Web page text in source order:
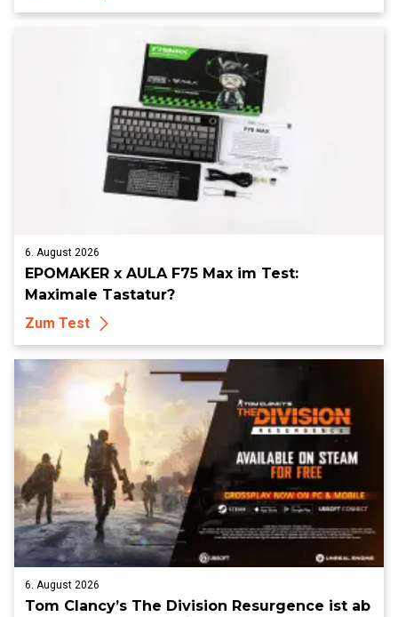
6. August 2026
EPOMAKER x AULA F75 Max im Test:
Maximale Tastatur?
Zum Test
6. August 2026
Tom Clancy’s The Division Resurgence ist ab